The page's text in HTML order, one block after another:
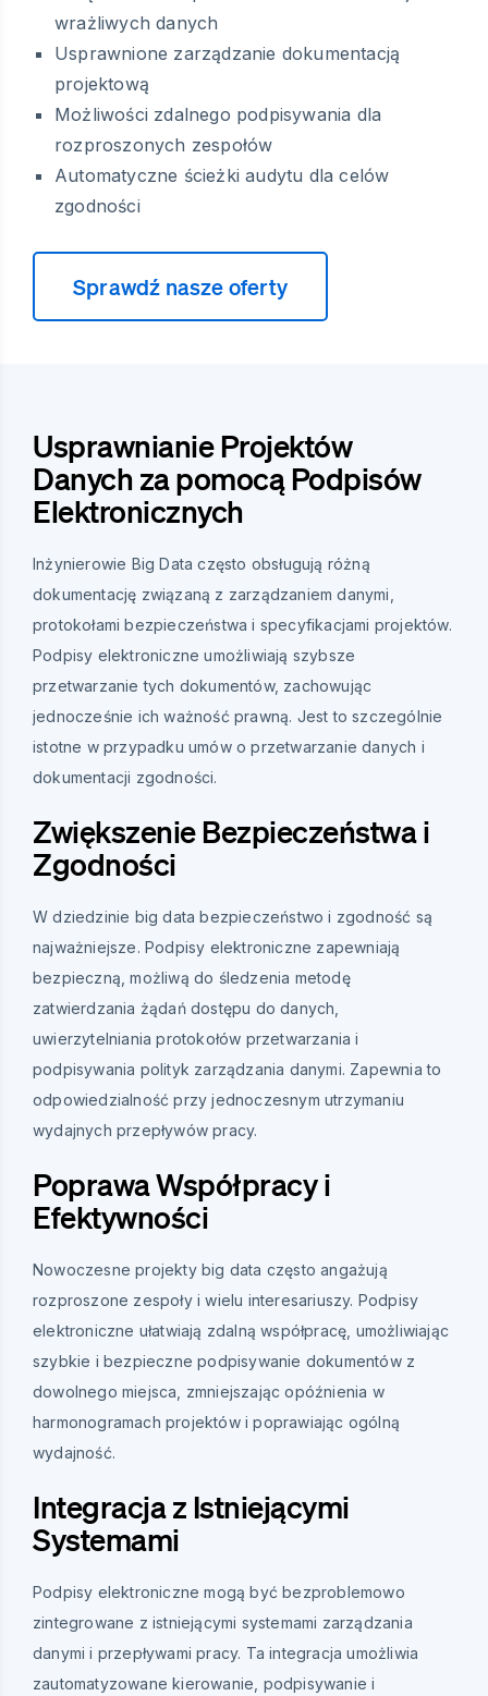
wrażliwych danych
Usprawnione zarządzanie dokumentacją
projektową
Możliwości zdalnego podpisywania dla
rozproszonych zespołów
Automatyczne ścieżki audytu dla celów
zgodności
Sprawdź nasze oferty
Usprawnianie Projektów
Danych za pomocą Podpisów
Elektronicznych
Inżynierowie Big Data często obsługują różną
dokumentację związaną z zarządzaniem danymi,
protokołami bezpieczeństwa i specyfikacjami projektów.
Podpisy elektroniczne umożliwiają szybsze
przetwarzanie tych dokumentów, zachowując
jednocześnie ich ważność prawną. Jest to szczególnie
istotne w przypadku umów o przetwarzanie danych i
dokumentacji zgodności.
Zwiększenie Bezpieczeństwa i
Zgodności
W dziedzinie big data bezpieczeństwo i zgodność są
najważniejsze. Podpisy elektroniczne zapewniają
bezpieczną, możliwą do śledzenia metodę
zatwierdzania żądań dostępu do danych,
uwierzytelniania protokołów przetwarzania i
podpisywania polityk zarządzania danymi. Zapewnia to
odpowiedzialność przy jednoczesnym utrzymaniu
wydajnych przepływów pracy.
Poprawa Współpracy i
Efektywności
Nowoczesne projekty big data często angażują
rozproszone zespoły i wielu interesariuszy. Podpisy
elektroniczne ułatwiają zdalną współpracę, umożliwiając
szybkie i bezpieczne podpisywanie dokumentów z
dowolnego miejsca, zmniejszając opóźnienia w
harmonogramach projektów i poprawiając ogólną
wydajność.
Integracja z Istniejącymi
Systemami
Podpisy elektroniczne mogą być bezproblemowo
zintegrowane z istniejącymi systemami zarządzania
danymi i przepływami pracy. Ta integracja umożliwia
zautomatyzowane kierowanie, podpisywanie i